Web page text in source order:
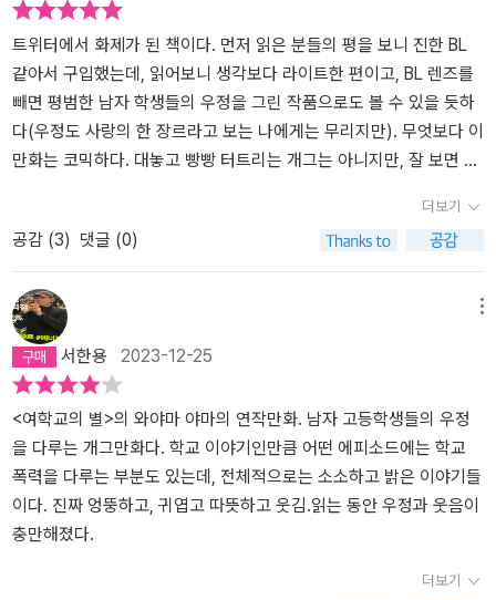
무 자극적이지 않은 내용도, 다시 십대시절로 돌아간 것처럼 느껴지
게 하는 내용도 모두 작가의 역량인 것같다. (왜 상을 받았는지 이해
완료)
트위터에서 화제가 된 책이다. 먼저 읽은 분들의 평을 보니 진한 BL
같아서 구입했는데, 읽어보니 생각보다 라이트한 편이고, BL 렌즈를
빼면 평범한 남자 학생들의 우정을 그린 작품으로도 볼 수 있을 듯하
다(우정도 사랑의 한 장르라고 보는 나에게는 무리지만). 무엇보다 이
만화는 코믹하다. 대놓고 빵빵 터트리는 개그는 아니지만, 잘 보면 웃
교하자면 <사카모토입니다만?> 류의 개그랄까. 묘하게 사실적인(어
떻게 보면 이토 준지스러운?) 그림체도 작품의 재미를 더한다. 안경
을 벗고 음침한 표정을 지우고 구부정한 등을 펴면 아이돌처럼 보인
다는 니카이도 군은 왠지 아이돌 00 씨를 생각나게 한다 ㅎㅎ
더보기
공감 (3) 댓글 (0)
서한용 2023-12-25
<여학교의 별>의 와야마 야마의 연작만화. 남자 고등학생들의 우정
을 다루는 개그만화다. 학교 이야기인만큼 어떤 에피소드에는 학교
폭력을 다루는 부분도 있는데, 전체적으로는 소소하고 밝은 이야기들
이다. 진짜 엉뚱하고, 귀엽고 따뜻하고 웃김.읽는 동안 우정과 웃음이
충만해졌다.
더보기